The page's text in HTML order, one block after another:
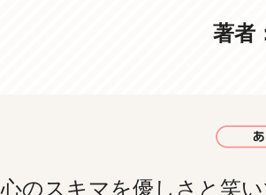
著者
心のスキマを優しさと笑